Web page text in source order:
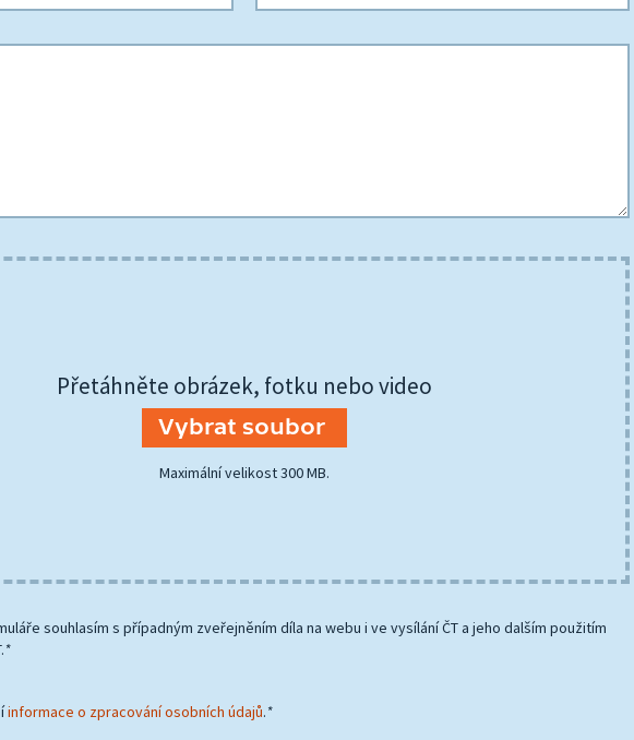
Přetáhněte obrázek, fotku nebo video
Vybrat soubor
Maximální velikost 300 MB.
souhlasím s případným zveřejněním díla na webu i ve vysílání ČT a jeho dalším použitím
*
informace o zpracování osobních údajů.*